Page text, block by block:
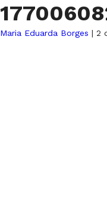
Maria Eduarda Borges | 2